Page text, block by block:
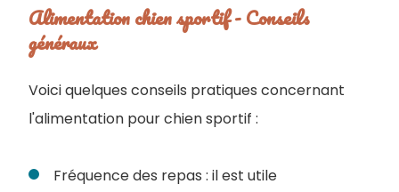
Alimentation chien sportif - Conseils
généraux
Voici quelques conseils pratiques concernant
l'alimentation pour chien sportif :
Fréquence des repas : il est utile